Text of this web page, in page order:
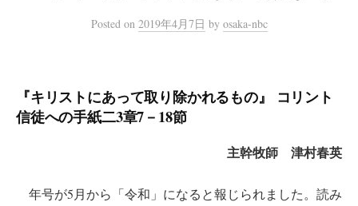
Posted on 2019年4月7日 by osaka-nbc
『キリストにあって取り除かれるもの』 コリント
信徒への手紙二3章7－18節
主幹牧師 津村春英
年号が5月から「令和」になると報じられました。読み